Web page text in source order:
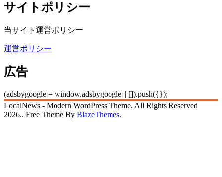
サイトポリシー
当サイト運営ポリシー
運営ポリシー
広告
(adsbygoogle = window.adsbygoogle || []).push({});
LocalNews - Modern WordPress Theme. All Rights Reserved
2026.. Free Theme By BlazeThemes.